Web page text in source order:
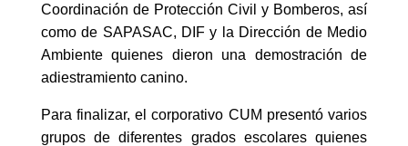
Coordinación de Protección Civil y Bomberos, así
como de SAPASAC, DIF y la Dirección de Medio
Ambiente quienes dieron una demostración de
adiestramiento canino.
Para finalizar, el corporativo CUM presentó varios
grupos de diferentes grados escolares quienes